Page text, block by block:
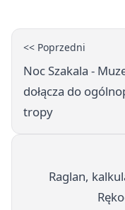
<< Poprzedni
Noc Szakala -
dołącza do
tropy
Raglan,